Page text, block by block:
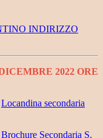
INDIRIZZO
2022 ORE
Locandina secondaria
Brochure Secondaria S.